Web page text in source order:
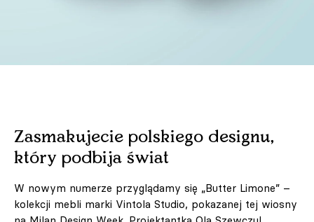
Zasmakujecie polskiego designu,
który podbija świat
W nowym numerze przyglądamy się „Butter Limone” –
kolekcji mebli marki Vintola Studio, pokazanej tej wiosny